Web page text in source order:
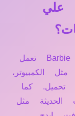
Christmas Dress Up علي
نعم، لعبة Barbie Christmas Dress Up تعمل
الكمبيوتر،
تحميل. كما
الحديثة مثل